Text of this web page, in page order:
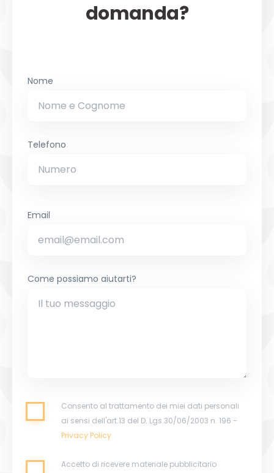
domanda?
Nome
Telefono
Email
Come possiamo aiutarti?
Consento al trattamento dei miei dati personali
ai sensi dell'art.13 del D. Lgs.30/06/2003 n. 196 -
Privacy Policy
Accetto di ricevere materiale pubblicitario